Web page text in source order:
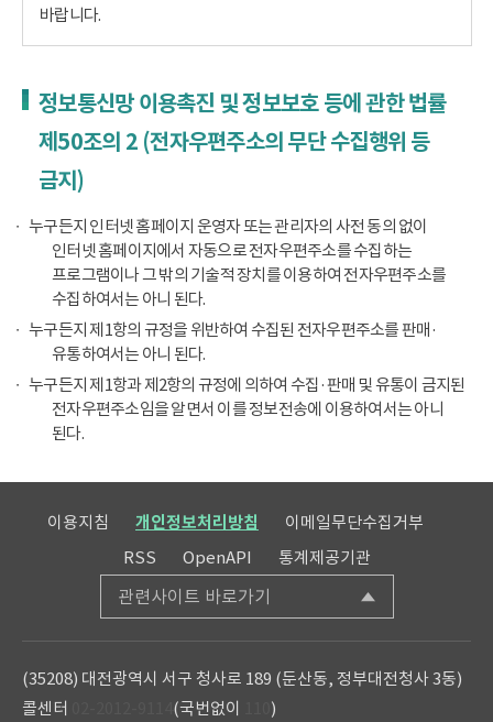
바랍니다.
정보통신망 이용촉진 및 정보보호 등에 관한 법률
제50조의 2 (전자우편주소의 무단 수집행위 등
금지)
누구든지 인터넷 홈페이지 운영자 또는 관리자의 사전 동의 없이
인터넷 홈페이지에서 자동으로 전자우편주소를 수집하는
프로그램이나 그 밖의 기술적 장치를 이용하여 전자우편주소를
수집하여서는 아니 된다.
누구든지 제1항의 규정을 위반하여 수집된 전자우편주소를 판매·
유통하여서는 아니 된다.
누구든지 제1항과 제2항의 규정에 의하여 수집·판매 및 유통이 금지된
전자우편주소임을 알면서 이를 정보전송에 이용하여서는 아니
된다.
이용지침 개인정보처리방침
이메일무단수집거부
RSS
OpenAPI 통계제공기관
관련사이트 바로가기
(35208) 대전광역시 서구 청사로 189 (둔산동, 정부대전청사 3동)
콜센터
(국번없이 )